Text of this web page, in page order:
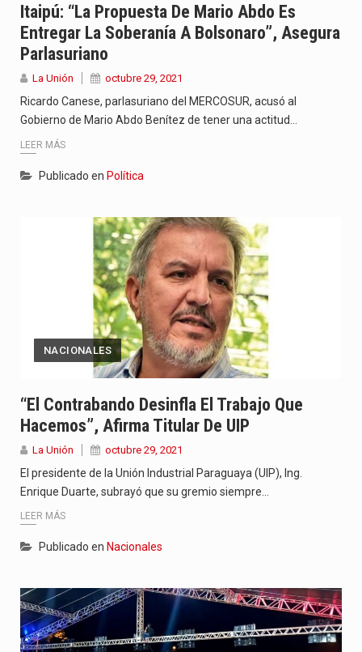
Itaipú: “La Propuesta De Mario Abdo Es
Entregar La Soberanía A Bolsonaro”, Asegura
Parlasuriano
La Unión octubre 29, 2021
Ricardo Canese, parlasuriano del MERCOSUR, acusó al
Gobierno de Mario Abdo Benítez de tener una actitud…
LEER MÁS
Publicado en Política
NACIONALES
“El Contrabando Desinfla El Trabajo Que
Hacemos”, Afirma Titular De UIP
La Unión octubre 29, 2021
El presidente de la Unión Industrial Paraguaya (UIP), Ing.
Enrique Duarte, subrayó que su gremio siempre…
LEER MÁS
Publicado en Nacionales